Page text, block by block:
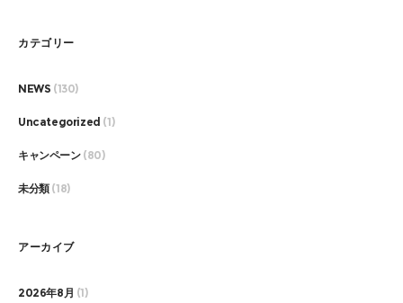
カテゴリー
NEWS (130)
Uncategorized (1)
キャンペーン(80)
未分類(18)
アーカイブ
2026年8月 (1)